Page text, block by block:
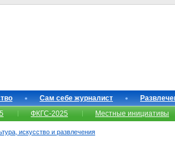
Сам себе журналист
ФКГС-2025 Местные инициативы
искусство и развлечения